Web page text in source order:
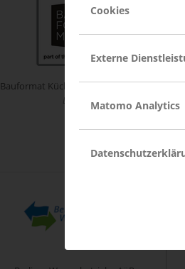
Cookies
Externe
Matomo Analytics
Bauformat Küchen GmbH & Co. KG
Löhne